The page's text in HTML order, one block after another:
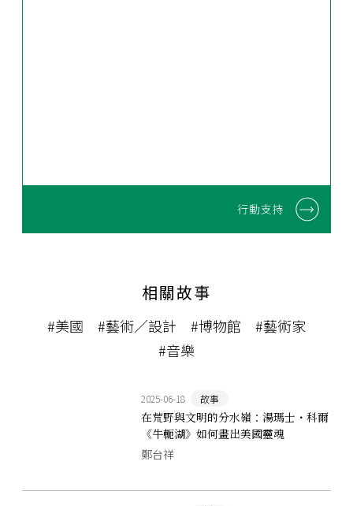
行動支持
相關故事
#美國 #藝術／設計 #博物館
#藝術家
#音樂
2025-06-18 故事
在荒野與文明的分水嶺：湯瑪士・科爾
《牛軛湖》如何畫出美國靈魂
鄭台祥